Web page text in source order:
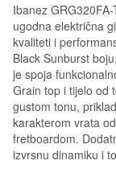
Ibanez
ugodna električna
kvaliteti i
Black Sunburst
je spoja
Grain top i tijelo od
gustom tonu,
karakterom vrata
fretboardom.
izvrsnu dinamiku i